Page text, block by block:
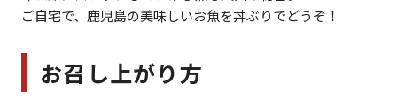
ご自宅で、鹿児島の美味しいお魚を丼ぶりでどうぞ！
お召し上がり方